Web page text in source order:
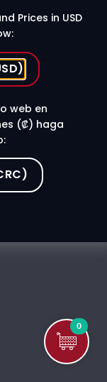
0
Prices in USD
web en
(₡) haga